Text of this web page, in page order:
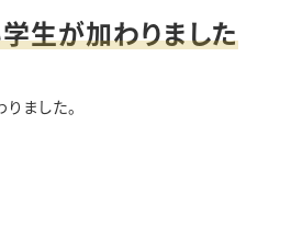
生が加わりました
ました。